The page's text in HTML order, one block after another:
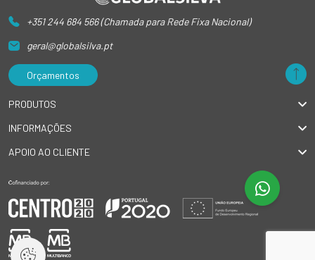
+351 244 684 566 (Chamada para Rede Fixa Nacional)
geral@globalsilva.pt
Orçamentos
PRODUTOS
INFORMAÇÕES
APOIO AO CLIENTE